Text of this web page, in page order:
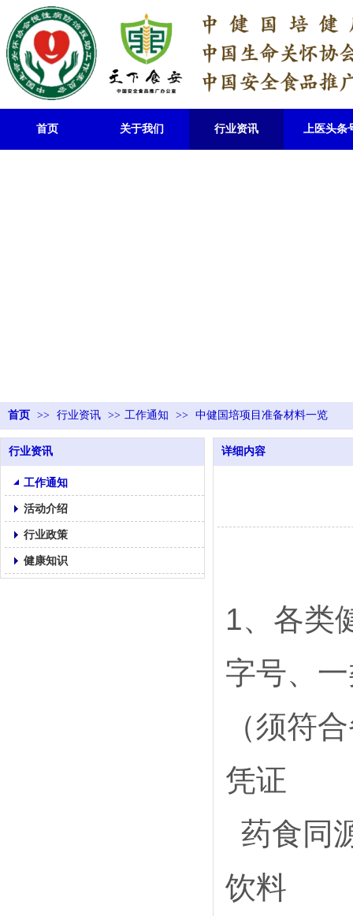
首页 关于我们 行业资讯 上医头条
首页 >> 行业资讯 >> 工作通知 >> 中健国培项目准备材料一览
行业资讯
工作通知
活动介绍
行业政策
健康知识
详细内容
1、各类
字号、
（须符
凭证
药食同
饮料